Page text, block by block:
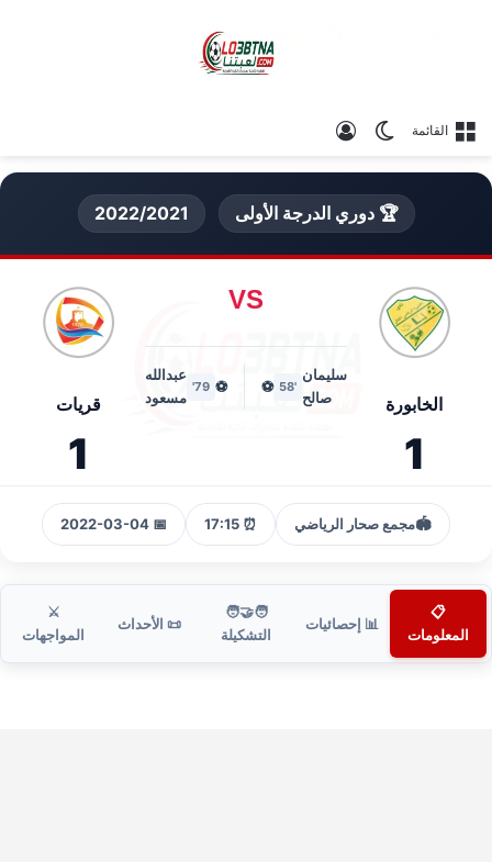
القائمة الوضع المظلم
🏆 دوري الدرجة الأولى 2022/2021
الخابورة
1
VS
سليمان
صالح
'58
⚽
⚽
79'
عبدالله
مسعود
قريات
1
🏟️مجمع صحار الرياضي ⏰ 17:15
📅 2022-03-04
📋
المعلومات
📊 إحصائيات
🧑‍🤝‍🧑
التشكيلة
📜 الأحداث
⚔️
المواجهات